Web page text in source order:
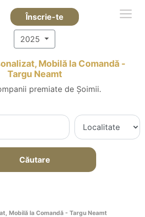
Înscrie-te
2025
Mobilă la Comandă -
Targu Neamt
premiate de Șoimii.
Căutare
Mobilă la Comandă - Targu Neamt